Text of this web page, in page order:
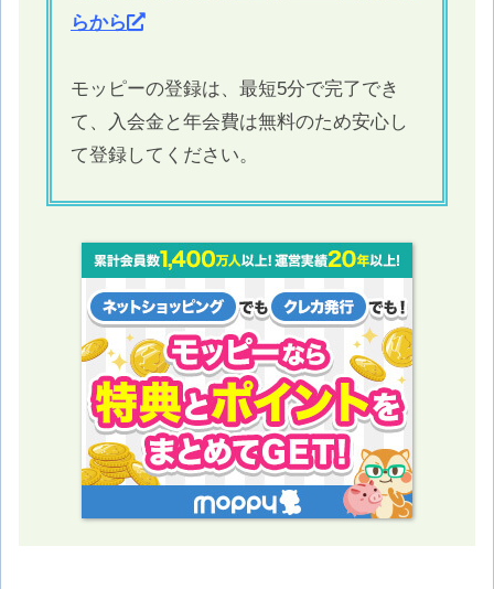
らから
モッピーの登録は、最短5分で完了でき
て、入会金と年会費は無料のため安心し
て登録してください。